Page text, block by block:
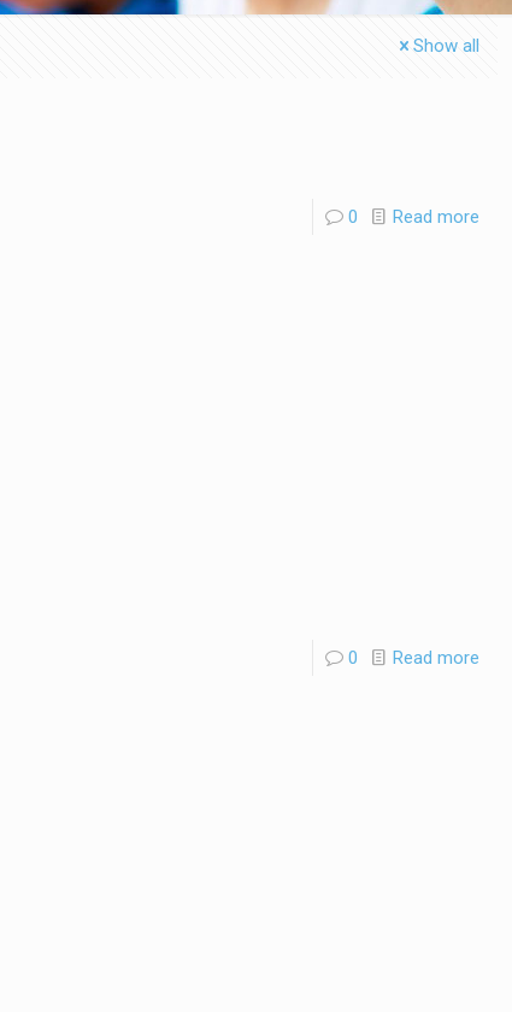
Show all
0 Read more
0 Read more